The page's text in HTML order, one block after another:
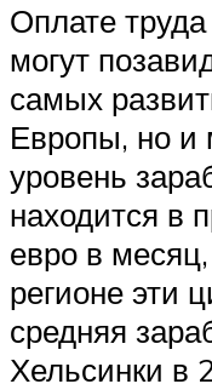
Оплате
могут
самых
Европы, но и
уровень
находится в
евро в
регионе эти
средняя
Хельсинки в